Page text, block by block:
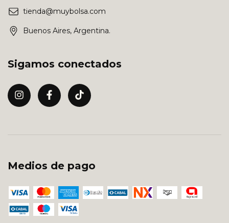
tienda@muybolsa.com
Buenos Aires, Argentina.
Sigamos conectados
Medios de pago